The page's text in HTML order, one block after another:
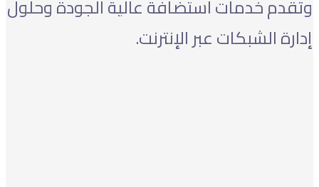
وتقدم خدمات استضافة عالية الجودة وحلول
إدارة الشبكات عبر الإنترنت.